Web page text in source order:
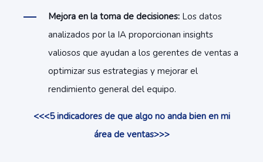
Mejora en la toma de decisiones: Los datos
analizados por la IA proporcionan insights
valiosos que ayudan a los gerentes de ventas a
optimizar sus estrategias y mejorar el
rendimiento general del equipo.
<<<5 indicadores de que algo no anda bien en mi
área de ventas>>>